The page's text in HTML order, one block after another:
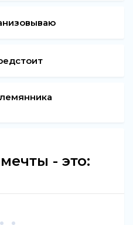
- это: